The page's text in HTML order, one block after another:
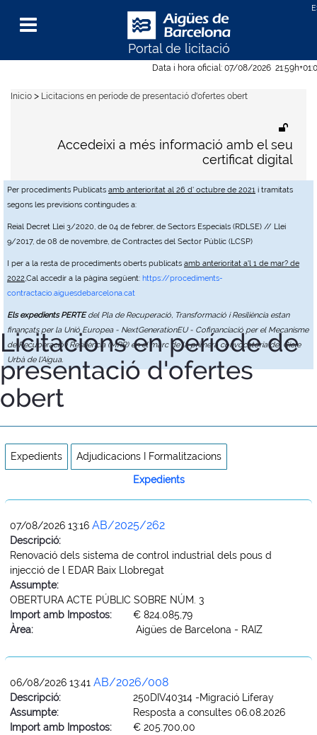
Data i hora oficial: 07/08/2026 21:59h
Per procediments Publicats amb anterioritat al 26 d' octubre de 2021 i tramitats
segons les previsions contingudes a:
Reial Decret Llei 3/2020, de 04 de febrer, de Sectors Especials (RDLSE) // Llei
9/2017, de 08 de novembre, de Contractes del Sector Públic (LCSP)
I per a la resta de procediments oberts publicats amb anterioritat a'l 1 de mar? de
2022,Cal accedir a la pàgina següent: https://procediments-
contractacio.aiguesdebarcelona.cat
Els expedients PERTEdel Pla de Recuperació, Transformació i Resiliència estan
finançats per la Unió Europea - NextGenerationEU - Cofinanciació per el Mecanisme
de Recuperació i Resiliència (MRR) en el marc de la primera convocatòria del Cicle
Urbà de l'Aigua.
Portal de licitació
Menu
Accedeixi a més informació amb el seu
certificat digital
Inicio > Licitacions en període de presentació d'ofertes obert
Licitacions en període de
presentació d'ofertes
obert
Expedients Adjudicacions I Formalitzacions
Expedients
07/08/2026 13:16 AB/2025/262
Descripció:
Renovació dels sistema de control industrial dels pous d
injecció de l EDAR Baix Llobregat
Assumpte:
OBERTURA ACTE PÚBLIC SOBRE NÚM. 3
Import amb Impostos:
€ 824.085,79
Àrea:
Aigües de Barcelona - RAIZ
06/08/2026 13:41 AB/2026/008
Descripció:
250DIV40314 -Migració Liferay
Assumpte:
Resposta a consultes 06.08.2026
Import amb Impostos:
€ 205.700,00